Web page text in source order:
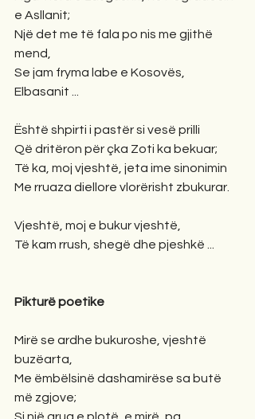
e Asllanit;
Një det me të fala po nis me gjithë
mend,
Se jam fryma labe e Kosovës,
Elbasanit ...
Është shpirti i pastër si vesë prilli
Që dritëron për çka Zoti ka bekuar;
Të ka, moj vjeshtë, jeta ime sinonimin
Me rruaza diellore vlorërisht zbukurar.
Vjeshtë, moj e bukur vjeshtë,
Të kam rrush, shegë dhe pjeshkë ...
Pikturë poetike
Mirë se ardhe bukuroshe, vjeshtë
buzëarta,
Me ëmbëlsinë dashamirëse sa butë
më zgjove;